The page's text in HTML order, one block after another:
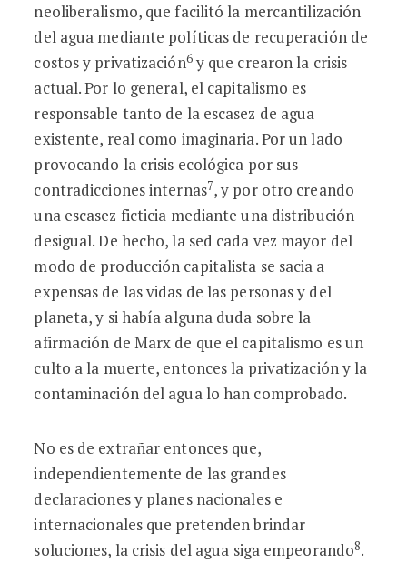
neoliberalismo, que facilitó la mercantilización
del agua mediante políticas de recuperación de
costos y privatización6y que crearon la crisis
actual. Por lo general, el capitalismo es
responsable tanto de la escasez de agua
existente, real como imaginaria. Por un lado
provocando la crisis ecológica por sus
contradicciones internas7, y por otro creando
una escasez ficticia mediante una distribución
desigual. De hecho, la sed cada vez mayor del
modo de producción capitalista se sacia a
expensas de las vidas de las personas y del
planeta, y si había alguna duda sobre la
afirmación de Marx de que el capitalismo es un
culto a la muerte, entonces la privatización y la
contaminación del agua lo han comprobado.
No es de extrañar entonces que,
independientemente de las grandes
declaraciones y planes nacionales e
internacionales que pretenden brindar
soluciones, la crisis del agua siga empeorando8.